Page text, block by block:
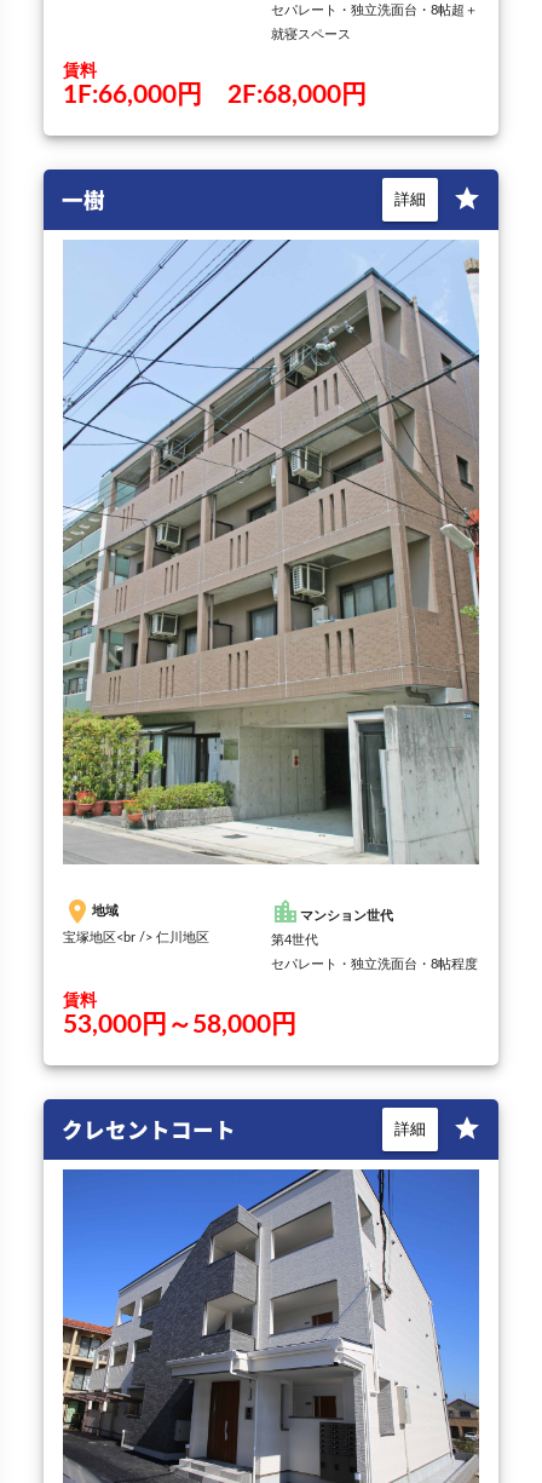
セパレート・独立洗面台・8帖超＋
就寝スペース
賃料
1F:66,000円 2F:68,000円
一樹 star
詳細
place 地域
宝塚地区<br /> 仁川地区
location_city マンション世代
第4世代
セパレート・独立洗面台・8帖程度
賃料
53,000円～58,000円
クレセントコート star
詳細